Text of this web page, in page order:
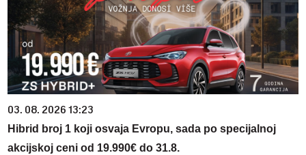
03. 08. 2026 13:23
Hibrid broj 1 koji osvaja Evropu, sada po specijalnoj
akcijskoj ceni od 19.990€ do 31.8.